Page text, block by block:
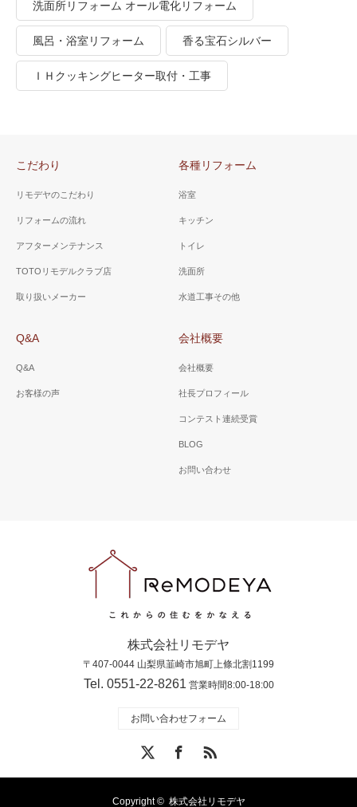
洗面所リフォーム オール電化リフォーム
風呂・浴室リフォーム 香る宝石シルバー
ＩＨクッキングヒーター取付・工事
こだわり
リモデヤのこだわり
リフォームの流れ
アフターメンテナンス
TOTOリモデルクラブ店
取り扱いメーカー
各種リフォーム
浴室
キッチン
トイレ
洗面所
水道工事その他
Q&A
Q&A
お客様の声
会社概要
会社概要
社長プロフィール
コンテスト連続受賞
BLOG
お問い合わせ
株式会社リモデヤ
〒407-0044 山梨県韮崎市旭町上條北割1199
Tel. 0551-22-8261営業時間8:00-18:00
お問い合わせフォーム
RSS
Copyright © 株式会社リモデヤ